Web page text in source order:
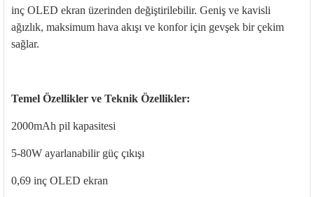
inç OLED ekran üzerinden değiştirilebilir. Geniş ve kavisli
ağızlık, maksimum hava akışı ve konfor için gevşek bir çekim
sağlar.
Temel Özellikler ve Teknik Özellikler:
2000mAh pil kapasitesi
5-80W ayarlanabilir güç çıkışı
0,69 inç OLED ekran